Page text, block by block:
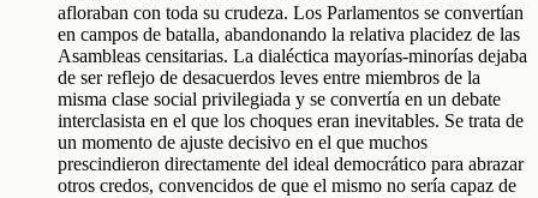
afloraban con toda su crudeza. Los Parlamentos se convertían
en campos de batalla, abandonando la relativa placidez de las
Asambleas censitarias. La dialéctica mayorías-minorías dejaba
de ser reflejo de desacuerdos leves entre miembros de la
misma clase social privilegiada y se convertía en un debate
interclasista en el que los choques eran inevitables. Se trata de
un momento de ajuste decisivo en el que muchos
prescindieron directamente del ideal democrático para abrazar
otros credos, convencidos de que el mismo no sería capaz de